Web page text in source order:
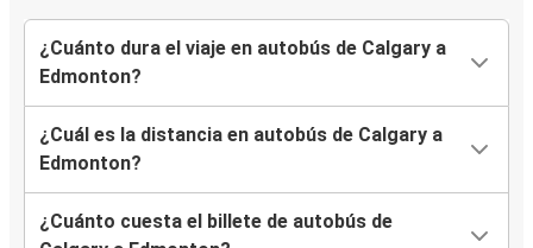
¿Cuánto dura el viaje en autobús de Calgary a
Edmonton?
¿Cuál es la distancia en autobús de Calgary a
Edmonton?
¿Cuánto cuesta el billete de autobús de